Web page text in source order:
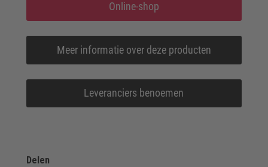
Online-shop
Meer informatie over deze producten
Leveranciers benoemen
Delen